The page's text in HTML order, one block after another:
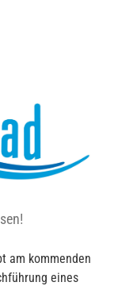
am kommenden
eines